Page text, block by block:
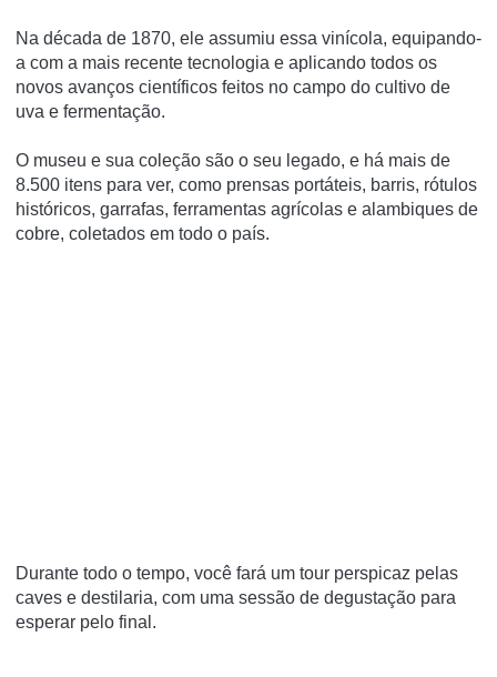
Na década de 1870, ele assumiu essa vinícola, equipando-
a com a mais recente tecnologia e aplicando todos os
novos avanços científicos feitos no campo do cultivo de
uva e fermentação.
O museu e sua coleção são o seu legado, e há mais de
8.500 itens para ver, como prensas portáteis, barris, rótulos
históricos, garrafas, ferramentas agrícolas e alambiques de
cobre, coletados em todo o país.
Durante todo o tempo, você fará um tour perspicaz pelas
caves e destilaria, com uma sessão de degustação para
esperar pelo final.